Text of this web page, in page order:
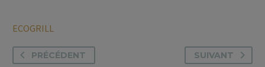
ECOGRILL
PRÉCÉDENT SUIVANT